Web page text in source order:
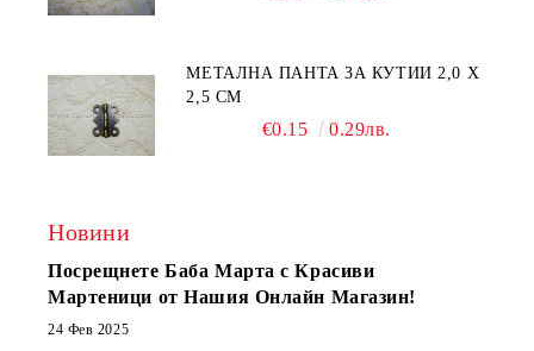
МЕТАЛНА ПАНТА ЗА КУТИИ 2,0 Х
2,5 СМ
€0.15 0.29лв.
Новини
Посрещнете Баба Марта с Красиви
Мартеници от Нашия Онлайн Магазин!
24 Фев 2025